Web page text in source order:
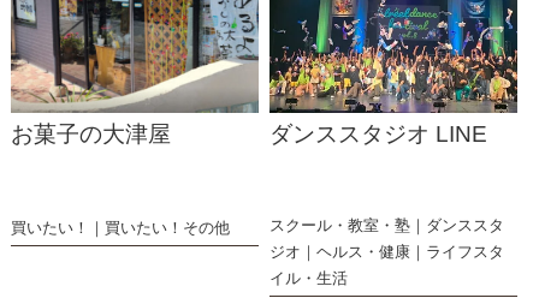
お菓子の大津屋
買いたい！ 買いたい！その他
ダンススタジオ LINE
スクール・教室・塾
ダンススタ
ジオ
ヘルス・健康
ライフスタ
イル・生活